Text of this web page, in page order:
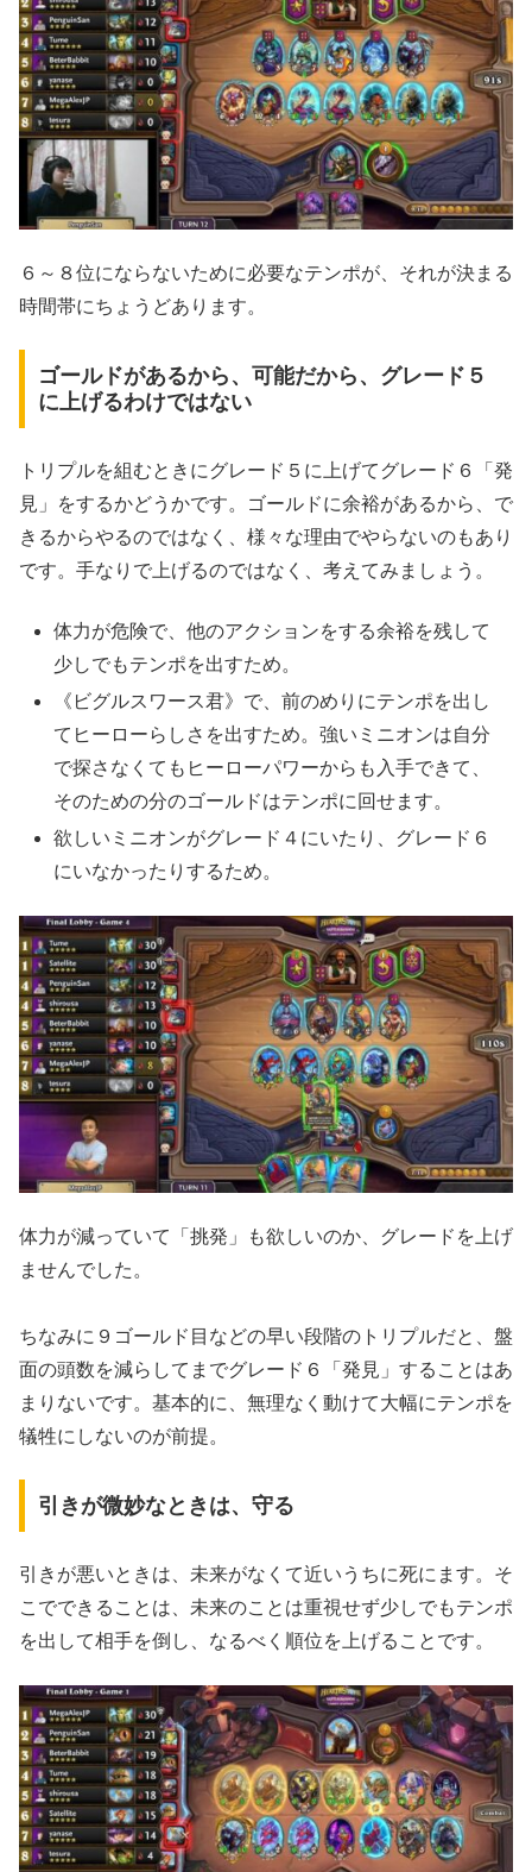
６～８位にならないために必要なテンポが、それが決まる
時間帯にちょうどあります。
ゴールドがあるから、可能だから、グレード５
に上げるわけではない
トリプルを組むときにグレード５に上げてグレード６「発
見」をするかどうかです。ゴールドに余裕があるから、で
きるからやるのではなく、様々な理由でやらないのもあり
です。手なりで上げるのではなく、考えてみましょう。
体力が危険で、他のアクションをする余裕を残して
少しでもテンポを出すため。
《ビグルスワース君》で、前のめりにテンポを出し
てヒーローらしさを出すため。強いミニオンは自分
で探さなくてもヒーローパワーからも入手できて、
そのための分のゴールドはテンポに回せます。
欲しいミニオンがグレード４にいたり、グレード６
にいなかったりするため。
体力が減っていて「挑発」も欲しいのか、グレードを上げ
ませんでした。
ちなみに９ゴールド目などの早い段階のトリプルだと、盤
面の頭数を減らしてまでグレード６「発見」することはあ
まりないです。基本的に、無理なく動けて大幅にテンポを
犠牲にしないのが前提。
引きが微妙なときは、守る
引きが悪いときは、未来がなくて近いうちに死にます。そ
こでできることは、未来のことは重視せず少しでもテンポ
を出して相手を倒し、なるべく順位を上げることです。